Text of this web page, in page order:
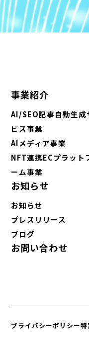
事業紹介
AI/SEO記事自動生成
ビス事業
AIメディア事業
NFT連携ECプラット
ーム事業
お知らせ
お知らせ
プレスリリース
ブログ
お問い合わせ
プライバシーポリシー